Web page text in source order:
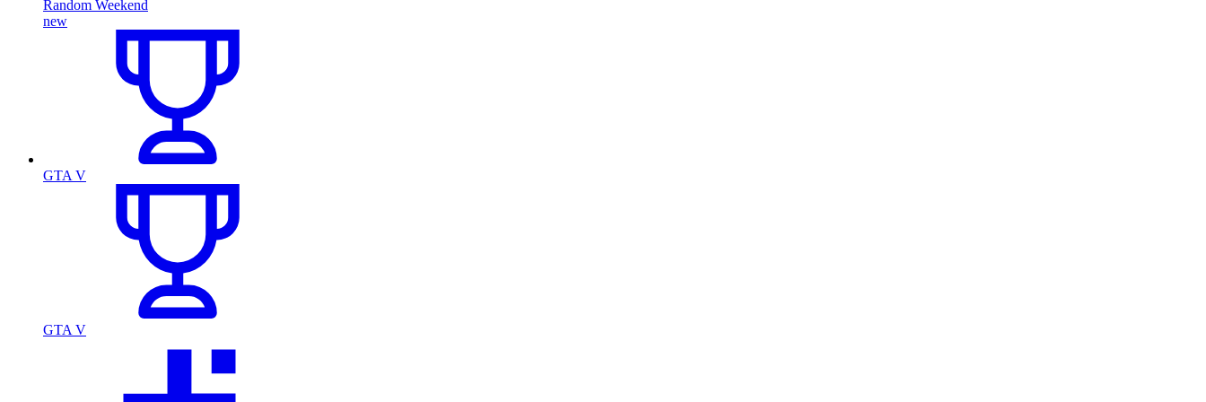
Random Weekend
new
GTA V
GTA V